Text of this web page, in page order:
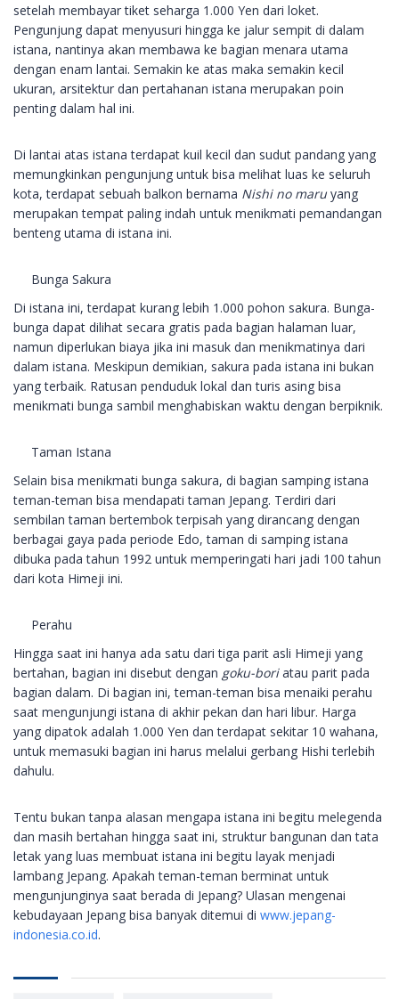
setelah membayar tiket seharga 1.000 Yen dari loket.
Pengunjung dapat menyusuri hingga ke jalur sempit di dalam
istana, nantinya akan membawa ke bagian menara utama
dengan enam lantai. Semakin ke atas maka semakin kecil
ukuran, arsitektur dan pertahanan istana merupakan poin
penting dalam hal ini.
Di lantai atas istana terdapat kuil kecil dan sudut pandang yang
memungkinkan pengunjung untuk bisa melihat luas ke seluruh
kota, terdapat sebuah balkon bernama Nishi no maru yang
merupakan tempat paling indah untuk menikmati pemandangan
benteng utama di istana ini.
Bunga Sakura
Di istana ini, terdapat kurang lebih 1.000 pohon sakura. Bunga-
bunga dapat dilihat secara gratis pada bagian halaman luar,
namun diperlukan biaya jika ini masuk dan menikmatinya dari
dalam istana. Meskipun demikian, sakura pada istana ini bukan
yang terbaik. Ratusan penduduk lokal dan turis asing bisa
menikmati bunga sambil menghabiskan waktu dengan berpiknik.
Taman Istana
Selain bisa menikmati bunga sakura, di bagian samping istana
teman-teman bisa mendapati taman Jepang. Terdiri dari
sembilan taman bertembok terpisah yang dirancang dengan
berbagai gaya pada periode Edo, taman di samping istana
dibuka pada tahun 1992 untuk memperingati hari jadi 100 tahun
dari kota Himeji ini.
Perahu
Hingga saat ini hanya ada satu dari tiga parit asli Himeji yang
bertahan, bagian ini disebut dengan goku-boriatau parit pada
bagian dalam. Di bagian ini, teman-teman bisa menaiki perahu
saat mengunjungi istana di akhir pekan dan hari libur. Harga
yang dipatok adalah 1.000 Yen dan terdapat sekitar 10 wahana,
untuk memasuki bagian ini harus melalui gerbang Hishi terlebih
dahulu.
Tentu bukan tanpa alasan mengapa istana ini begitu melegenda
dan masih bertahan hingga saat ini, struktur bangunan dan tata
letak yang luas membuat istana ini begitu layak menjadi
lambang Jepang. Apakah teman-teman berminat untuk
mengunjunginya saat berada di Jepang? Ulasan mengenai
kebudayaan Jepang bisa banyak ditemui di www.jepang-
indonesia.co.id.